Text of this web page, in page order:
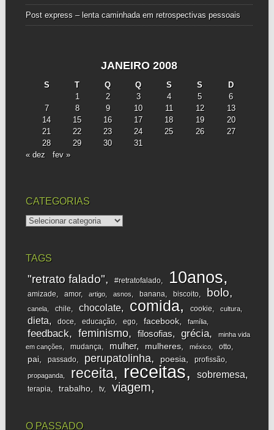
Post express – lenta caminhadaem retrospectivas pessoais
JANEIRO 2008
S T Q Q S S
D
1
2 3 4 5
6
7
8 9 10 11 12
13
14
15 16 17 18 19
20
21
22 23 24 25 26
27
28
29 30
31
« dez
fev »
CATEGORIAS
categorias
TAGS
"retrato falado" #retratofalado 10anos
amizade amor artigo asnos banana biscoito bolo
canela chile chocolate comida cookie cultura
dieta doce educação ego facebook família
feedback feminismo filosofias grécia
minha vida
em canções
mudança mulher mulheres méxico otto
pai passado perupatolinha poesia profissão
propaganda receita receitas sobremesa
terapia trabalho tv viagem
O PASSADO